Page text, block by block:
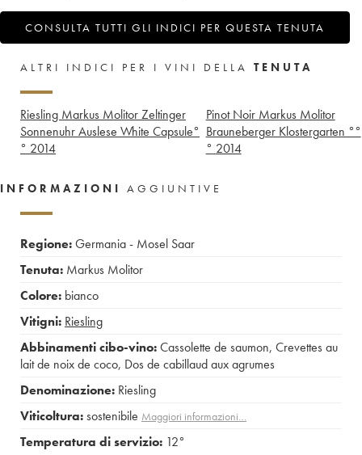
CONSULTA TUTTI GLI INDICI PER QUESTA TENUTA
ALTRI INDICI PER I VINI DELLA TENUTA
Riesling Markus Molitor Zeltinger
Sonnenuhr Auslese White Capsule°
° 2014
Pinot Noir Markus Molitor
Brauneberger Klostergarten °°
° 2014
INFORMAZIONI AGGIUNTIVE
Regione:Germania - Mosel Saar
Tenuta: Markus Molitor
Colore: bianco
Vitigni: Riesling
Abbinamenti cibo-vino:Cassolette de saumon, Crevettes au
lait de noix de coco, Dos de cabillaud aux agrumes
Denominazione: Riesling
Viticoltura:sostenibile Maggiori informazioni…
Temperatura di servizio: 12°